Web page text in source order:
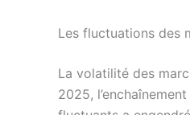
Les fluctuations des
La volatilité des
2025,